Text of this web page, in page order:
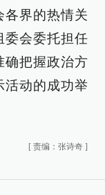
各界的热情关
委会委托担任
确把握政治方
活动的成功举
[ 责编：张诗奇 ]